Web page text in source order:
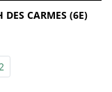
CARMES (6E)